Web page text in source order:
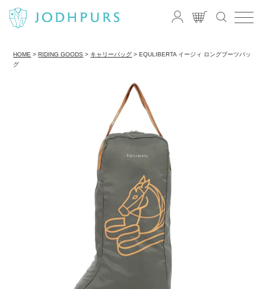
HOME RIDING GOODS キャリーバッグ
EQULIBERTA イージィ ロングブーツバッ
グ